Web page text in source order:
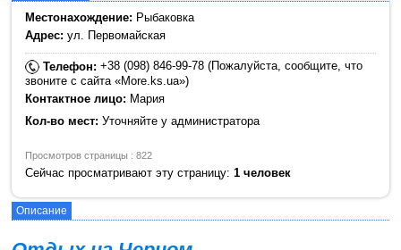
Местонахождение: Рыбаковка
Адрес: ул. Первомайская
Телефон:+38 (098) 846-99-78 (Пожалуйста, сообщите, что
звоните с сайта «More.ks.ua»)
Контактное лицо: Мария
Кол-во мест: Уточняйте у администратора
Просмотров страницы : 822
Сейчас просматривают эту страницу:1 человек
Описание